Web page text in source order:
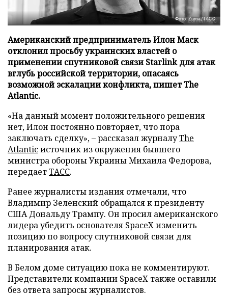
Фото: Zuma/ТАСС
Американский предприниматель Илон Маск
отклонил просьбу украинских властей о
применении спутниковой связи Starlink для атак
вглубь российской территории, опасаясь
возможной эскалации конфликта, пишет The
Atlantic.
«На данный момент положительного решения
нет, Илон постоянно повторяет, что пора
заключать сделку», – рассказал журналуThe
Atlanticисточник из окружения бывшего
министра обороны Украины Михаила Федорова,
передаетТАСС.
Ранее журналисты издания отмечали, что
Владимир Зеленский обращался к президенту
США Дональду Трампу. Он просил американского
лидера убедить основателя SpaceX изменить
позицию по вопросу спутниковой связи для
планирования атак.
В Белом доме ситуацию пока не комментируют.
Представители компании SpaceX также оставили
без ответа запросы журналистов.